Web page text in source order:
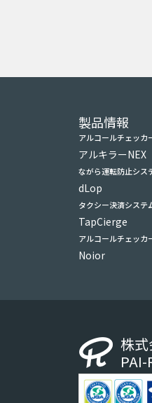
製品情報
アルコールチェッカ
アルキラーNEX
ながら運転防止シス
dLop
タクシー決済システ
TapCierge
アルコールチェッカ
Noior
株